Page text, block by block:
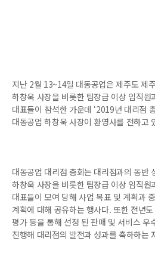
지난 2월 13~14일 대동공업은 제주도 제
하창욱 사장을 비롯한 팀장급 이상 임직
대표들이 참석한 가운데 ‘2019년 대리점
대동공업 하창욱 사장이 환영사를 전하고
대동공업 대리점 총회는 대리점과의 동반
하창욱 사장을 비롯한 팀장급 이상 임직
대표들이 모여 당해 사업 목표 및 계획과
계획에 대해 공유하는 행사다. 또한 전년
평가 등을 통해 선정 된 판매 및 서비스 우
진행해 대리점의 발전과 성과를 축하하는